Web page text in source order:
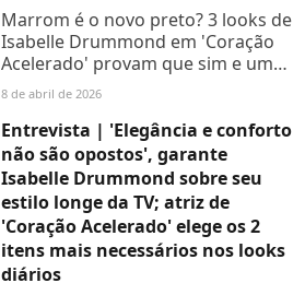
Marrom é o novo preto? 3 looks de
Isabelle Drummond em 'Coração
Acelerado' provam que sim e um
deles é da Zara!
8 de abril de 2026
Entrevista | 'Elegância e conforto
não são opostos', garante
Isabelle Drummond sobre seu
estilo longe da TV; atriz de
'Coração Acelerado' elege os 2
itens mais necessários nos looks
diários